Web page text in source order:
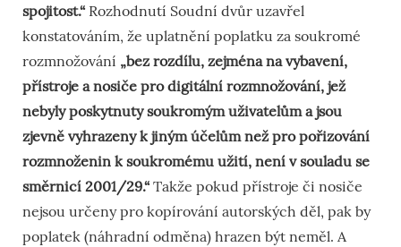
spojitost.“Rozhodnutí Soudní dvůr uzavřel
konstatováním, že uplatnění poplatku za soukromé
rozmnožování „bez rozdílu, zejména na vybavení,
přístroje a nosiče pro digitální rozmnožování, jež
nebyly poskytnuty soukromým uživatelům a jsou
zjevně vyhrazeny k jiným účelům než pro pořizování
rozmnoženin k soukromému užití, není v souladu se
směrnicí 2001/29.“Takže pokud přístroje či nosiče
nejsou určeny pro kopírování autorských děl, pak by
poplatek (náhradní odměna) hrazen být neměl. A